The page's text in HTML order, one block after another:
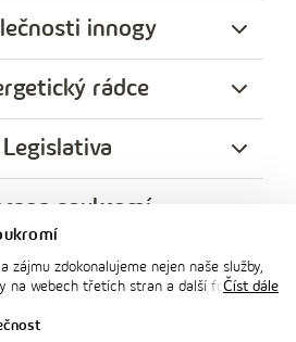
zájmu zdokonalujeme nejen naše služby,
na webech třetích stran a další formy
kdykoliv změnit v zápatí stránky v
Číst dále
innogy
rádce
Legislativa
soukromí
instagramyoutubeLinkedin